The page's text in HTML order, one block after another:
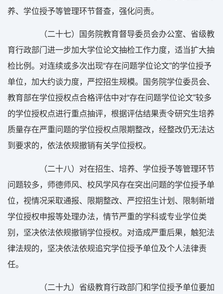
养、学位授予等管理环节督查，强化问责。
（二十七）国务院教育督导委员会办公室、省级教
育行政部门进一步加大学位论文抽检工作力度，适当扩大抽
检比例。对连续或多次出现“存在问题学位论文”的学位授予
单位，加大约谈力度，严控招生规模。国务院学位委员会、
教育部在学位授权点合格评估中对“存在问题学位论文”较多
的学位授权点进行重点抽评，根据评估结果责令研究生培养
质量存在严重问题的学位授权点限期整改，经整改仍无法达
到要求的，依法依规撤销有关学位授权。
（二十八）对在招生、培养、学位授予等管理环节
问题较多，师德师风、校风学风存在突出问题的学位授予单
位，视情况采取通报、限期整改、严控招生计划、限制新增
学位授权申报等处理办法，情节严重的学科或专业学位类
别，坚决依法依规撤销学位授权。对造成严重后果，触犯法
律法规的，坚决依法依规追究学位授予单位及个人法律责
任。
（二十九）省级教育行政部门和学位授予单位要加